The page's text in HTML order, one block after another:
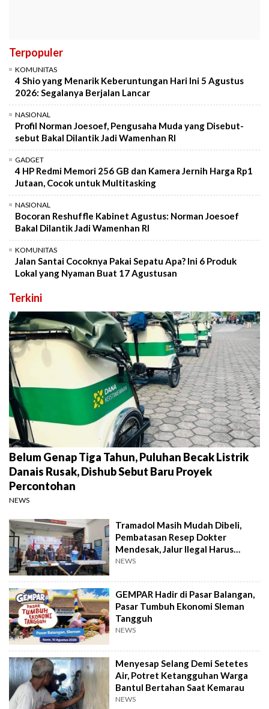
Terpopuler
KOMUNITAS
4 Shio yang Menarik Keberuntungan Hari Ini 5 Agustus
2026: Segalanya Berjalan Lancar
NASIONAL
Profil Norman Joesoef, Pengusaha Muda yang Disebut-
sebut Bakal Dilantik Jadi Wamenhan RI
GADGET
4 HP Redmi Memori 256 GB dan Kamera Jernih Harga Rp1
Jutaan, Cocok untuk Multitasking
NASIONAL
Bocoran Reshuffle Kabinet Agustus: Norman Joesoef
Bakal Dilantik Jadi Wamenhan RI
KOMUNITAS
Jalan Santai Cocoknya Pakai Sepatu Apa? Ini 6 Produk
Lokal yang Nyaman Buat 17 Agustusan
Terkini
Belum Genap Tiga Tahun, Puluhan Becak Listrik
Danais Rusak, Dishub Sebut Baru Proyek
Percontohan
NEWS
Tramadol Masih Mudah Dibeli,
Pembatasan Resep Dokter
Mendesak, Jalur Ilegal Harus
Distop
NEWS
GEMPAR Hadir di Pasar Balangan,
Pasar Tumbuh Ekonomi Sleman
Tangguh
NEWS
Menyesap Selang Demi Setetes
Air, Potret Ketangguhan Warga
Bantul Bertahan Saat Kemarau
NEWS